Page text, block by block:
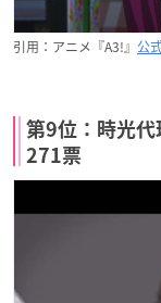
引用：アニメ『A3!』 公
第9位：時光代
271票